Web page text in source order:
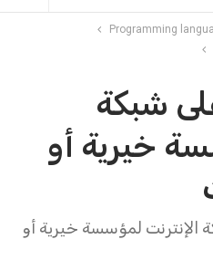
شبكة
خيرية أو
الإنترنت لمؤسسة خيرية أو